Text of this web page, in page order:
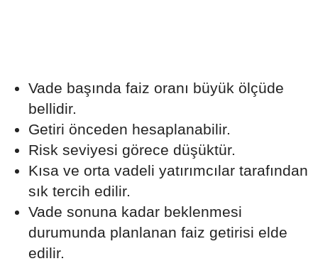
Vade başında faiz oranı büyük ölçüde
bellidir.
Getiri önceden hesaplanabilir.
Risk seviyesi görece düşüktür.
Kısa ve orta vadeli yatırımcılar tarafından
sık tercih edilir.
Vade sonuna kadar beklenmesi
durumunda planlanan faiz getirisi elde
edilir.